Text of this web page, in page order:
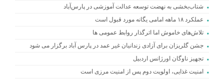
شتاب‌بخشی به نهضت توسعه عدالت آموزشی در پارس‌آباد
عملکرد ۱۸ ماهه امامی یگانه مورد قبول است
تلاش‌های خاموش اما اثرگذار روابط عمومی ها
جشن گلریزان برای آزادی زندانیان غیر عمد در پارس آباد برگزار می شود
تجهیز ناوگان اورژانس اردبیل
امنیت غذایی، اولویت دوم پس از امنیت مرزی است